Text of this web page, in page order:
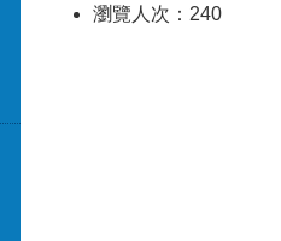
瀏覽人次： 240